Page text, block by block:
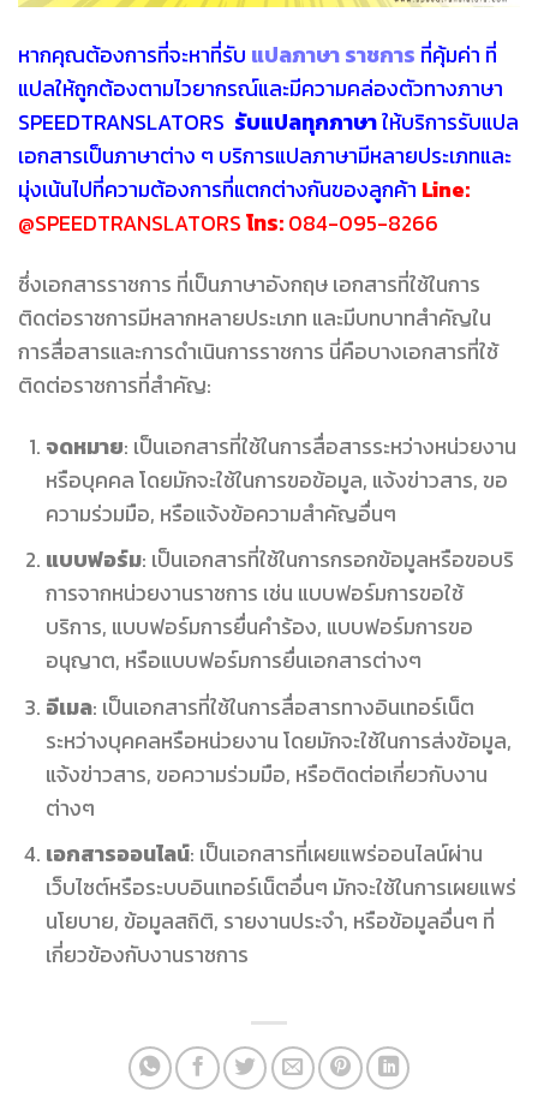
หากคุณต้องการที่จะหาที่รับ แปลภาษา ราชการ ที่คุ้มค่า ที่
แปลให้ถูกต้องตามไวยากรณ์และมีความคล่องตัวทางภาษา
SPEEDTRANSLATORS รับแปลทุกภาษาให้บริการรับแปล
เอกสารเป็นภาษาต่าง ๆ บริการแปลภาษามีหลายประเภทและ
มุ่งเน้นไปที่ความต้องการที่แตกต่างกันของลูกค้า Line:
@SPEEDTRANSLATORSโทร:084-095-8266
ซึ่งเอกสารราชการ ที่เป็นภาษาอังกฤษ เอกสารที่ใช้ในการ
ติดต่อราชการมีหลากหลายประเภท และมีบทบาทสำคัญใน
การสื่อสารและการดำเนินการราชการ นี่คือบางเอกสารที่ใช้
ติดต่อราชการที่สำคัญ:
จดหมาย: เป็นเอกสารที่ใช้ในการสื่อสารระหว่างหน่วยงาน
หรือบุคคล โดยมักจะใช้ในการขอข้อมูล, แจ้งข่าวสาร, ขอ
ความร่วมมือ, หรือแจ้งข้อความสำคัญอื่นๆ
แบบฟอร์ม: เป็นเอกสารที่ใช้ในการกรอกข้อมูลหรือขอบริ
การจากหน่วยงานราชการ เช่น แบบฟอร์มการขอใช้
บริการ, แบบฟอร์มการยื่นคำร้อง, แบบฟอร์มการขอ
อนุญาต, หรือแบบฟอร์มการยื่นเอกสารต่างๆ
อีเมล: เป็นเอกสารที่ใช้ในการสื่อสารทางอินเทอร์เน็ต
ระหว่างบุคคลหรือหน่วยงาน โดยมักจะใช้ในการส่งข้อมูล,
แจ้งข่าวสาร, ขอความร่วมมือ, หรือติดต่อเกี่ยวกับงาน
ต่างๆ
เอกสารออนไลน์: เป็นเอกสารที่เผยแพร่ออนไลน์ผ่าน
เว็บไซต์หรือระบบอินเทอร์เน็ตอื่นๆ มักจะใช้ในการเผยแพร่
นโยบาย, ข้อมูลสถิติ, รายงานประจำ, หรือข้อมูลอื่นๆ ที่
เกี่ยวข้องกับงานราชการ